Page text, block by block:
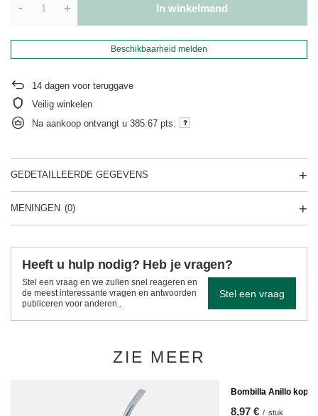
- + In winkelmand
Beschikbaarheid melden
14 dagen voor teruggave
Veilig winkelen
Na aankoop ontvangt u 385.67 pts.
GEDETAILLEERDE GEGEVENS
MENINGEN (0)
Heeft u hulp nodig? Heb je vragen?
Stel een vraag en we zullen snel reageren en
de meest interessante vragen en antwoorden
publiceren voor anderen..
Stel een vraag
ZIE MEER
Bombilla Anillo koper
8,97 € / stuk